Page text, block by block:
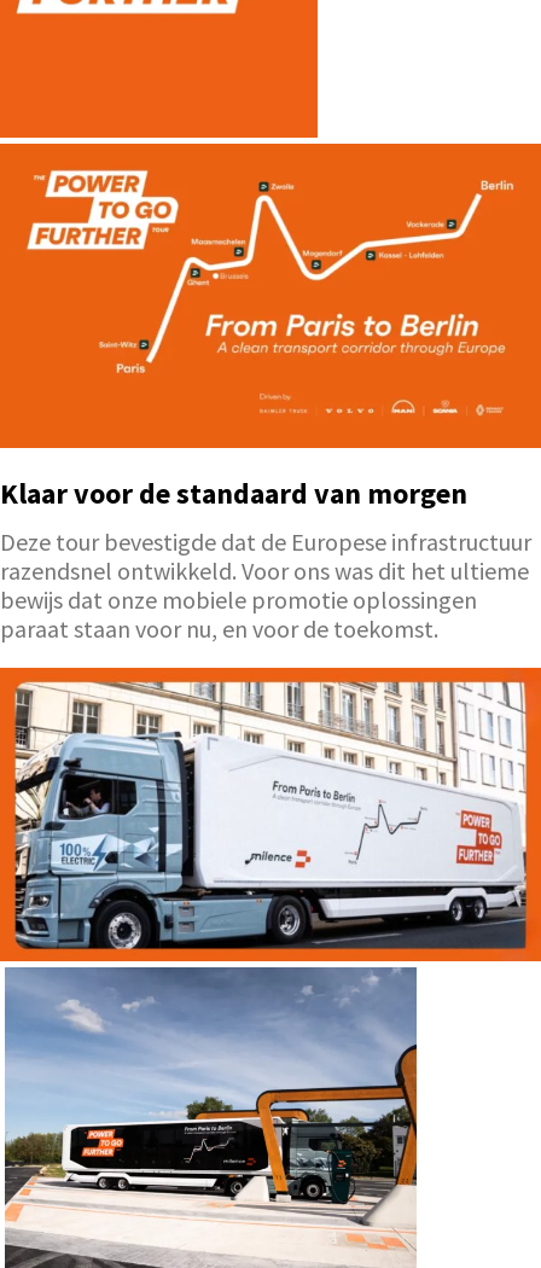
Klaar voor de standaard van morgen
Deze tour bevestigde dat de Europese infrastructuur
razendsnel ontwikkeld. Voor ons was dit het ultieme
bewijs dat onze mobiele promotie oplossingen
paraat staan voor nu, en voor de toekomst.